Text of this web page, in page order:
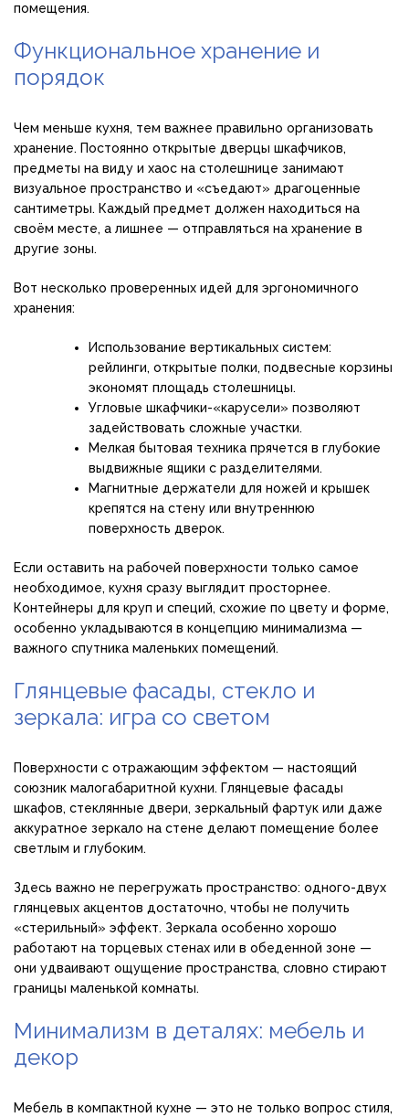
помещения.
Функциональное хранение и
порядок
Чем меньше кухня, тем важнее правильно организовать
хранение. Постоянно открытые дверцы шкафчиков,
предметы на виду и хаос на столешнице занимают
визуальное пространство и «съедают» драгоценные
сантиметры. Каждый предмет должен находиться на
своём месте, а лишнее — отправляться на хранение в
другие зоны.
Вот несколько проверенных идей для эргономичного
хранения:
Использование вертикальных систем:
рейлинги, открытые полки, подвесные корзины
экономят площадь столешницы.
Угловые шкафчики-«карусели» позволяют
задействовать сложные участки.
Мелкая бытовая техника прячется в глубокие
выдвижные ящики с разделителями.
Магнитные держатели для ножей и крышек
крепятся на стену или внутреннюю
поверхность дверок.
Если оставить на рабочей поверхности только самое
необходимое, кухня сразу выглядит просторнее.
Контейнеры для круп и специй, схожие по цвету и форме,
особенно укладываются в концепцию минимализма —
важного спутника маленьких помещений.
Глянцевые фасады, стекло и
зеркала: игра со светом
Поверхности с отражающим эффектом — настоящий
союзник малогабаритной кухни. Глянцевые фасады
шкафов, стеклянные двери, зеркальный фартук или даже
аккуратное зеркало на стене делают помещение более
светлым и глубоким.
Здесь важно не перегружать пространство: одного-двух
глянцевых акцентов достаточно, чтобы не получить
«стерильный» эффект. Зеркала особенно хорошо
работают на торцевых стенах или в обеденной зоне —
они удваивают ощущение пространства, словно стирают
границы маленькой комнаты.
Минимализм в деталях: мебель и
декор
Мебель в компактной кухне — это не только вопрос стиля,